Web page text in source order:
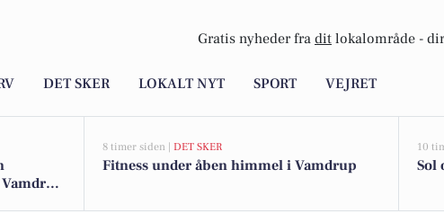
Gratis nyheder fra dit lokalområde -
DET SKER LOKALT NYT SPORT VEJRET
8 timer siden | DET SKER
Fitness under åben himmel i Vamdrup
10
Sol